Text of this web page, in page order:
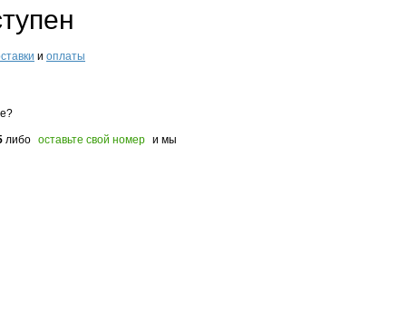
и оплаты
либо оставьте свой номер и мы